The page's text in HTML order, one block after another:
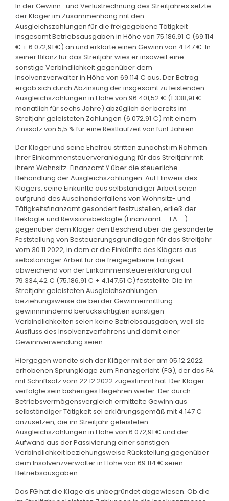
In der Gewinn- und Verlustrechnung des Streitjahres setzte
der Kläger im Zusammenhang mit den
Ausgleichszahlungen für die freigegebene Tätigkeit
insgesamt Betriebsausgaben in Höhe von 75.186,91 € (69.114
€ + 6.072,91 €) an und erklärte einen Gewinn von 4.147 €. In
seiner Bilanz für das Streitjahr wies er insoweit eine
sonstige Verbindlichkeit gegenüber dem
Insolvenzverwalter in Höhe von 69.114 € aus. Der Betrag
ergab sich durch Abzinsung der insgesamt zu leistenden
Ausgleichszahlungen in Höhe von 96.401,52 € (1.338,91 €
monatlich für sechs Jahre) abzüglich der bereits im
Streitjahr geleisteten Zahlungen (6.072,91 €) mit einem
Zinssatz von 5,5 % für eine Restlaufzeit von fünf Jahren.
Der Kläger und seine Ehefrau stritten zunächst im Rahmen
ihrer Einkommensteuerveranlagung für das Streitjahr mit
ihrem Wohnsitz-Finanzamt Y über die steuerliche
Behandlung der Ausgleichszahlungen. Auf Hinweis des
Klägers, seine Einkünfte aus selbständiger Arbeit seien
aufgrund des Auseinanderfallens von Wohnsitz- und
Tätigkeitsfinanzamt gesondert festzustellen, erließ der
Beklagte und Revisionsbeklagte (Finanzamt --FA--)
gegenüber dem Kläger den Bescheid über die gesonderte
Feststellung von Besteuerungsgrundlagen für das Streitjahr
vom 30.11.2022, in dem er die Einkünfte des Klägers aus
selbständiger Arbeit für die freigegebene Tätigkeit
abweichend von der Einkommensteuererklärung auf
79.334,42 € (75.186,91 € + 4.147,51 €) feststellte. Die im
Streitjahr geleisteten Ausgleichszahlungen
beziehungsweise die bei der Gewinnermittlung
gewinnmindernd berücksichtigten sonstigen
Verbindlichkeiten seien keine Betriebsausgaben, weil sie
Ausfluss des Insolvenzverfahrens und damit einer
Gewinnverwendung seien.
Hiergegen wandte sich der Kläger mit der am 05.12.2022
erhobenen Sprungklage zum Finanzgericht (FG), der das FA
mit Schriftsatz vom 22.12.2022 zugestimmt hat. Der Kläger
verfolgte sein bisheriges Begehren weiter. Der durch
Betriebsvermögensvergleich ermittelte Gewinn aus
selbständiger Tätigkeit sei erklärungsgemäß mit 4.147 €
anzusetzen; die im Streitjahr geleisteten
Ausgleichszahlungen in Höhe von 6.072,91 € und der
Aufwand aus der Passivierung einer sonstigen
Verbindlichkeit beziehungsweise Rückstellung gegenüber
dem Insolvenzverwalter in Höhe von 69.114 € seien
Betriebsausgaben.
Das FG hat die Klage als unbegründet abgewiesen. Ob die